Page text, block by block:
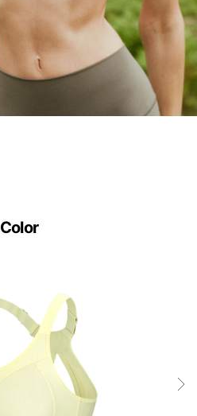
Color